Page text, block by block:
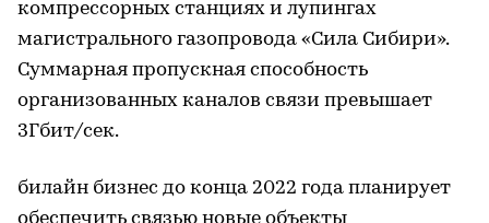
компрессорных станциях и лупингах
магистрального газопровода «Сила Сибири».
Суммарная пропускная способность
организованных каналов связи превышает
3Гбит/сек.
билайн бизнес до конца 2022 года планирует